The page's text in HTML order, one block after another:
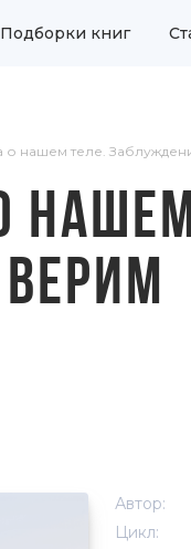
Подборки книг
о нашем теле.
Автор:
Цикл: